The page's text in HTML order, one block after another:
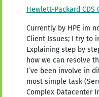
Hewlett-Packard CDS
Currently by HPE im
Client Issues; I try to
Explaining step by
how we can resolve
I´ve been involve in
most simple task
Complex Datacenter